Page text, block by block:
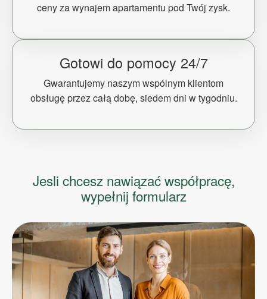
ceny za wynajem apartamentu pod Twój zysk.
Gotowi do pomocy 24/7
Gwarantujemy naszym wspólnym klientom
obsługę przez całą dobę, siedem dni w tygodniu.
Jesli chcesz nawiązać współpracę,
wypełnij formularz